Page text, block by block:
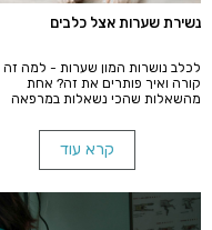
נשירת שערות אצל כלבים
לכלב נושרות המון שערות - למה זה
קורה ואיך פותרים את זה? אחת
מהשאלות שהכי נשאלות במרפאה
שערות היא תופעה טבעית ונמשכת כל
עוד הכלב חי. כל האמת והתשובות
קרא עוד